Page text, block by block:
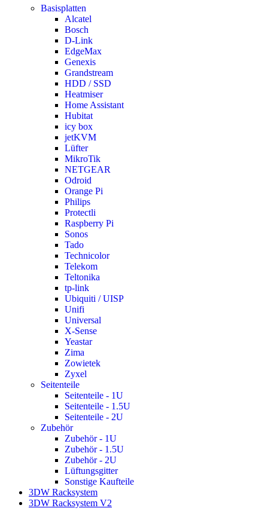
Basisplatten
Alcatel
Bosch
D-Link
EdgeMax
Genexis
Grandstream
HDD / SSD
Heatmiser
Home Assistant
Hubitat
icy box
jetKVM
Lüfter
MikroTik
NETGEAR
Odroid
Orange Pi
Philips
Protectli
Raspberry Pi
Sonos
Tado
Technicolor
Telekom
Teltonika
tp-link
Ubiquiti / UISP
Unifi
Universal
X-Sense
Yeastar
Zima
Zowietek
Zyxel
Seitenteile
Seitenteile - 1U
Seitenteile - 1.5U
Seitenteile - 2U
Zubehör
Zubehör - 1U
Zubehör - 1.5U
Zubehör - 2U
Lüftungsgitter
Sonstige Kaufteile
3DW Racksystem
3DW Racksystem V2